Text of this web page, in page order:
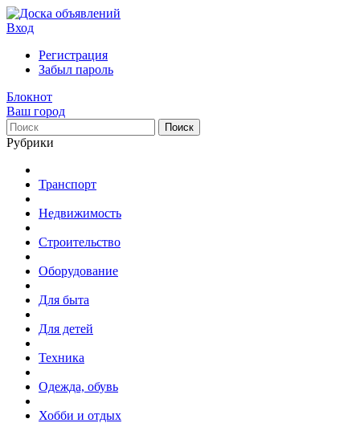
Вход
Регистрация
Забыл пароль
Блокнот
Ваш город
Поиск
Рубрики
Транспорт
Недвижимость
Строительство
Оборудование
Для быта
Для детей
Техника
Одежда, обувь
Хобби и отдых